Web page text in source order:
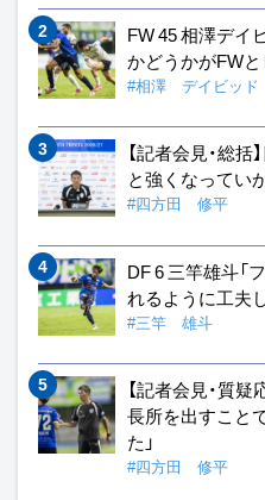
FW 45 相澤デイ
かどうかがFWと
#相澤 デイビッド
【記者会見・総
と強くなってい
#四方田 修平
DF 6 三竿雄斗「
れるように工夫
#三竿 雄斗
【記者会見・質
長所を出すこと
た」
#四方田 修平